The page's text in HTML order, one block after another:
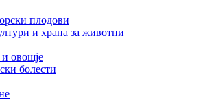
плодови
и храна за животни
овошје
болести